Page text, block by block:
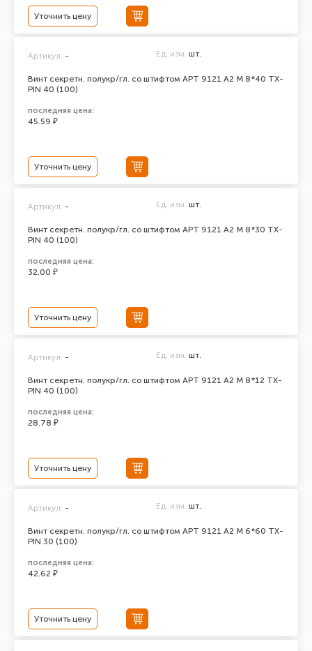
Уточнить цену
Винт секретн. полукр/гл. со штифтом АРТ 9121 А2 M 8*40 TX-
PIN 40 (100)
Артикул: - Ед. изм. шт.
последняя цена:
45.59 ₽
Уточнить цену
Винт секретн. полукр/гл. со штифтом АРТ 9121 А2 M 8*30 TX-
PIN 40 (100)
Артикул: - Ед. изм. шт.
последняя цена:
32.00 ₽
Уточнить цену
Винт секретн. полукр/гл. со штифтом АРТ 9121 А2 M 8*12 TX-
PIN 40 (100)
Артикул: - Ед. изм. шт.
последняя цена:
28.78 ₽
Уточнить цену
Винт секретн. полукр/гл. со штифтом АРТ 9121 А2 M 6*60 TX-
PIN 30 (100)
Артикул: - Ед. изм. шт.
последняя цена:
42.62 ₽
Уточнить цену